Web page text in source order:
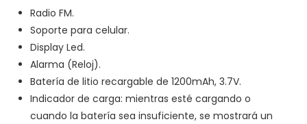
Radio FM.
Soporte para celular.
Display Led.
Alarma (Reloj).
Batería de litio recargable de 1200mAh, 3.7V.
Indicador de carga: mientras esté cargando o
cuando la batería sea insuficiente, se mostrará un